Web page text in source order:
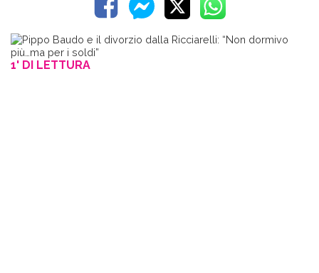
1' DI LETTURA